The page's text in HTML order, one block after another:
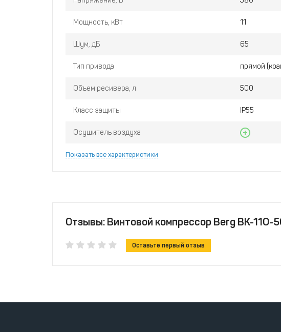
Мощность, кВт 11
Шум, дБ 65
Тип привода прямой
Объем ресивера, л 500
Класс защиты IP55
Осушитель воздуха
Показать все характеристики
Отзывы: Винтовой компрессор Berg ВК-11О-
Оставьте первый отзыв